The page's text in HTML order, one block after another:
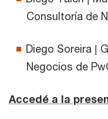
Consultoría de
Diego Soreira |
Negocios de
Accedé a la